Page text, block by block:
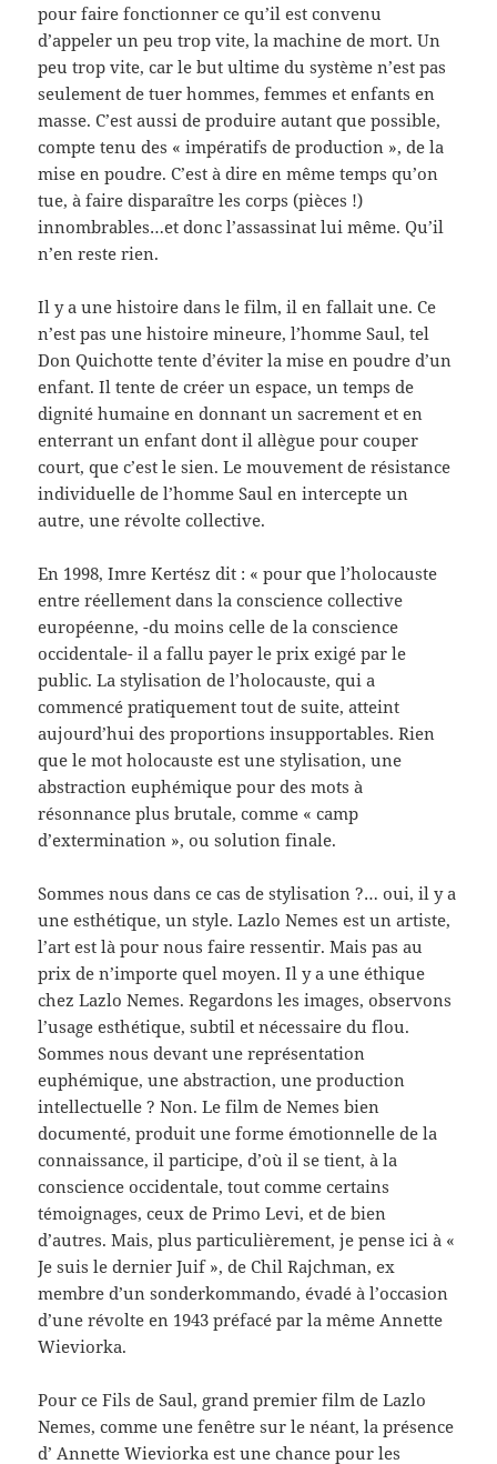
pour faire fonctionner ce qu’il est convenu
d’appeler un peu trop vite, la machine de mort. Un
peu trop vite, car le but ultime du système n’est pas
seulement de tuer hommes, femmes et enfants en
masse. C’est aussi de produire autant que possible,
compte tenu des « impératifs de production », de la
mise en poudre. C’est à dire en même temps qu’on
tue, à faire disparaître les corps (pièces !)
innombrables…et donc l’assassinat lui même. Qu’il
n’en reste rien.
Il y a une histoire dans le film, il en fallait une. Ce
n’est pas une histoire mineure, l’homme Saul, tel
Don Quichotte tente d’éviter la mise en poudre d’un
enfant. Il tente de créer un espace, un temps de
dignité humaine en donnant un sacrement et en
enterrant un enfant dont il allègue pour couper
court, que c’est le sien. Le mouvement de résistance
individuelle de l’homme Saul en intercepte un
autre, une révolte collective.
En 1998, Imre Kertész dit : « pour que l’holocauste
entre réellement dans la conscience collective
européenne, -du moins celle de la conscience
occidentale- il a fallu payer le prix exigé par le
public. La stylisation de l’holocauste, qui a
commencé pratiquement tout de suite, atteint
aujourd’hui des proportions insupportables. Rien
que le mot holocauste est une stylisation, une
abstraction euphémique pour des mots à
résonnance plus brutale, comme « camp
d’extermination », ou solution finale.
Sommes nous dans ce cas de stylisation ?… oui, il y a
une esthétique, un style. Lazlo Nemes est un artiste,
l’art est là pour nous faire ressentir. Mais pas au
prix de n’importe quel moyen. Il y a une éthique
chez Lazlo Nemes. Regardons les images, observons
l’usage esthétique, subtil et nécessaire du flou.
Sommes nous devant une représentation
euphémique, une abstraction, une production
intellectuelle ? Non. Le film de Nemes bien
documenté, produit une forme émotionnelle de la
connaissance, il participe, d’où il se tient, à la
conscience occidentale, tout comme certains
témoignages, ceux de Primo Levi, et de bien
d’autres. Mais, plus particulièrement, je pense ici à «
Je suis le dernier Juif », de Chil Rajchman, ex
membre d’un sonderkommando, évadé à l’occasion
d’une révolte en 1943 préfacé par la même Annette
Wieviorka.
Pour ce Fils de Saul, grand premier film de Lazlo
Nemes, comme une fenêtre sur le néant, la présence
d’ Annette Wieviorka est une chance pour les